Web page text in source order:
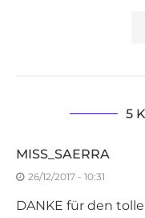
5
MISS_SAERRA
26/12/2017 - 10:31
DANKE für den